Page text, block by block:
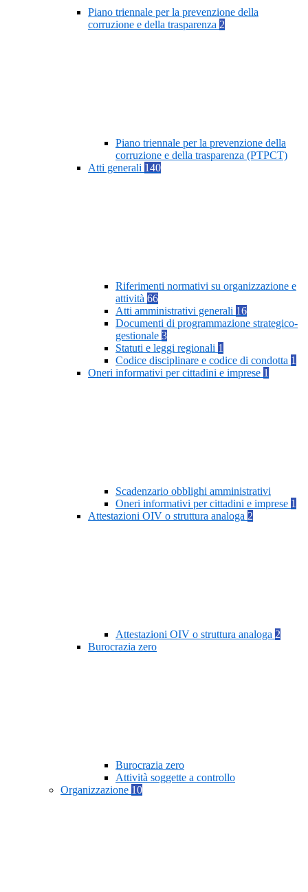
Piano triennale per la prevenzione della
corruzione e della trasparenza 2
Piano triennale per la prevenzione della
corruzione e della trasparenza (PTPCT)
Atti generali 140
Riferimenti normativi su organizzazione e
attività 66
Atti amministrativi generali 16
Documenti di programmazione strategico-
gestionale 3
Statuti e leggi regionali 1
Codice disciplinare e codice di condotta 1
Oneri informativi per cittadini e imprese 1
Scadenzario obblighi amministrativi
Oneri informativi per cittadini e imprese 1
Attestazioni OIV o struttura analoga 2
Attestazioni OIV o struttura analoga 2
Burocrazia zero
Burocrazia zero
Attività soggette a controllo
Organizzazione 10